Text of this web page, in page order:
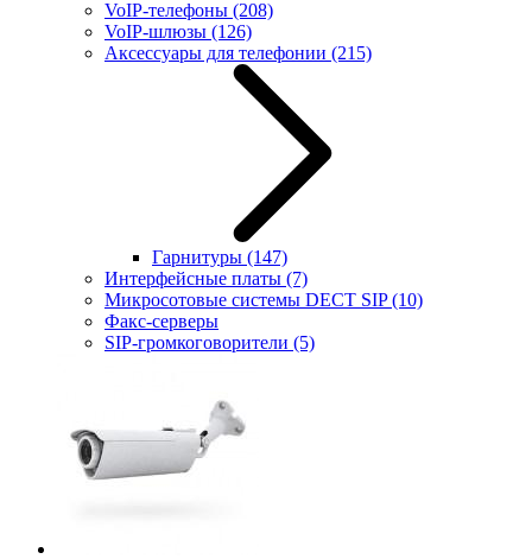
VoIP-телефоны (208)
VoIP-шлюзы (126)
Аксессуары для телефонии (215)
Гарнитуры (147)
Интерфейсные платы (7)
Микросотовые системы DECT SIP(10)
Факс-серверы
SIP-громкоговорители (5)